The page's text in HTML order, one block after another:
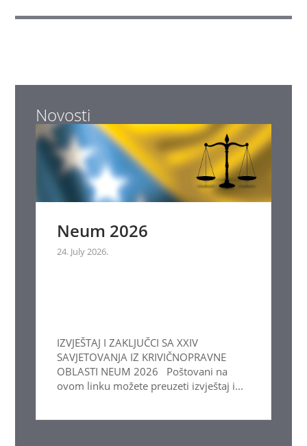
Novosti
Neum 2026
24. July 2026.
IZVJEŠTAJ I ZAKLJUČCI SA XXIV
SAVJETOVANJA IZ KRIVIČNOPRAVNE
OBLASTI NEUM 2026 Poštovani na
ovom linku možete preuzeti izvještaj i...